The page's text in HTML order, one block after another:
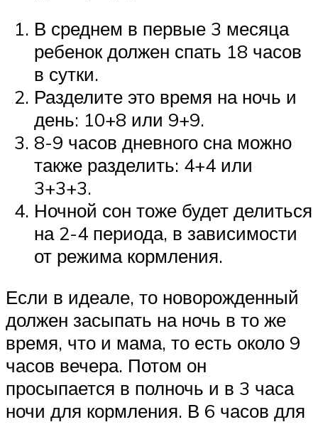
В среднем в первые 3 месяца
ребенок должен спать 18 часов
в сутки.
Разделите это время на ночь и
день: 10+8 или 9+9.
8-9 часов дневного сна можно
также разделить: 4+4 или
3+3+3.
Ночной сон тоже будет делиться
на 2-4 периода, в зависимости
от режима кормления.
Если в идеале, то новорожденный
должен засыпать на ночь в то же
время, что и мама, то есть около 9
часов вечера. Потом он
просыпается в полночь и в 3 часа
ночи для кормления. В 6 часов для